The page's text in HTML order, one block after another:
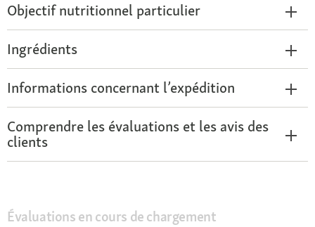
Objectif nutritionnel particulier
Ingrédients
Informations concernant l’expédition
Comprendre les évaluations et les avis des
clients
Évaluations en cours de chargement